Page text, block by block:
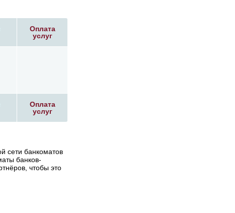
Оплата
услуг
Оплата
услуг
сети банкоматов
банков-
чтобы это